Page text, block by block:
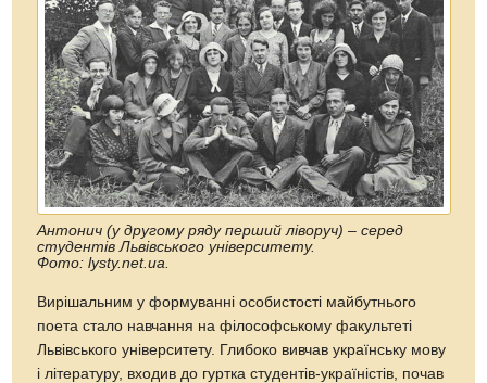
Антонич (у другому ряду перший ліворуч) – серед
студентів Львівського університету.
Фото: lysty.net.ua.
Вирішальним у формуванні особистості майбутнього
поета стало навчання на філософському факультеті
Львівського університету. Глибоко вивчав українську мову
і літературу, входив до гуртка студентів-україністів, почав